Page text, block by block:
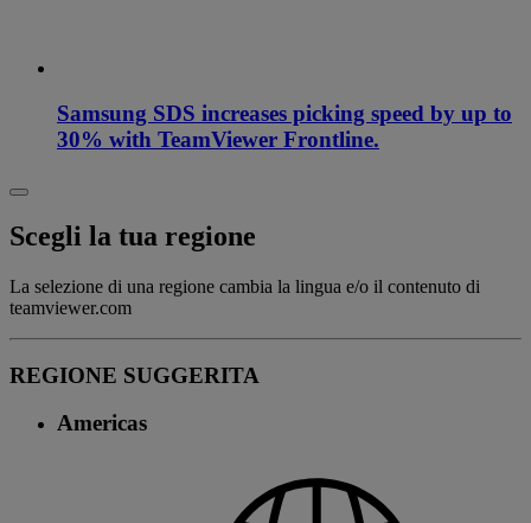
Samsung SDS increases picking speed by up to
30% with TeamViewer Frontline.
Scegli la tua regione
La selezione di una regione cambia la lingua e/o il contenuto di
teamviewer.com
REGIONE SUGGERITA
Americas